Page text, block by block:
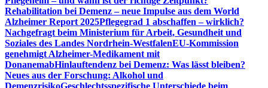
Rehabilitation bei Demenz – neue Impulse aus dem World
Alzheimer Report 2025Pflegegrad 1 abschaffen – wirklich?
Nachgefragt beim Ministerium für Arbeit, Gesundheit und
Soziales des Landes Nordrhein-WestfalenEU-Kommission
genehmigt Alzheimer-Medikament mit
DonanemabHinlauftendenz bei Demenz: Was lässt bleiben?
Neues aus der Forschung: Alkohol und
DemenzrisikoGeschlechtsspezifische Unterschiede beim